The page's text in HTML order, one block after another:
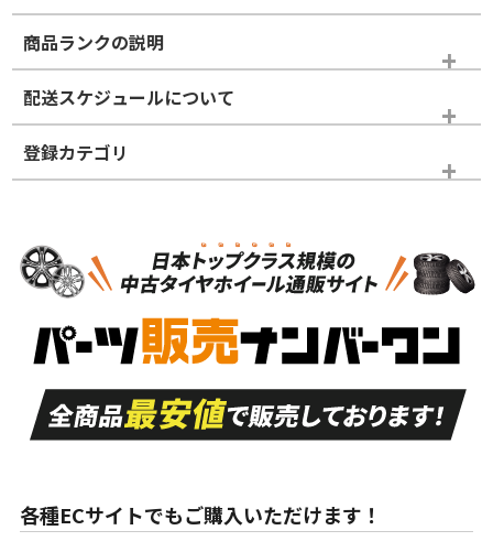
商品ランクの説明
※商品ランクは出品者の主観により判断しておりますので、あら
かじめご了承ください。
ホイールランク
S
品）
S
新車外し品（新古
付き
A
走行距離も少なく、
目立つ傷もほとんど
ない中古品
A
走行距離も少なく、
非常に状態の良い中
古品
な中古品
んどない中古品
配送スケジュールについて
登録カテゴリ
スタッドレスタイヤホイールセット
各種ECサイトでもご購入いただけます！